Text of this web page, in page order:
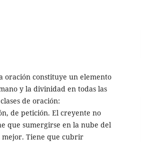
oración constituye un elemento
y la divinidad en todas las
de oración:
de petición. El creyente no
que sumergirse en la nube del
mejor. Tiene que cubrir